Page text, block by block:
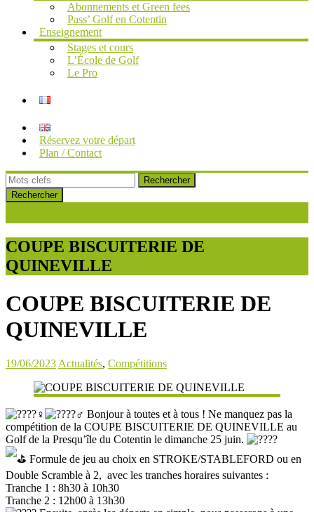
Abonnements et Green fees
Pass’ Golf en Cotentin
Enseignement
Stages et cours
L’École de Golf
Le Pro
Réservez votre départ
Plan / Contact
Rechercher
COUPE BISCUITERIE DE
QUINEVILLE
COUPE BISCUITERIE DE
QUINEVILLE
19/06/2023 Actualités, Compétitions
Bonjour à toutes et à tous ! Ne manquez pas la
compétition de la COUPE BISCUITERIE DE QUINEVILLE au
Golf de la Presqu’île du Cotentin le dimanche 25 juin.
Formule de jeu au choix en STROKE/STABLEFORD ou en
Double Scramble à 2, avec les tranches horaires suivantes :
Tranche 1 : 8h30 à 10h30
Tranche 2 : 12h00 à 13h30